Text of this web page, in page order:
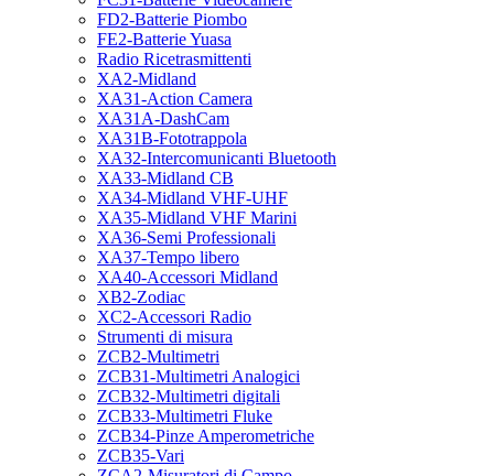
FD2-Batterie Piombo
FE2-Batterie Yuasa
Radio Ricetrasmittenti
XA2-Midland
XA31-Action Camera
XA31A-DashCam
XA31B-Fototrappola
XA32-Intercomunicanti Bluetooth
XA33-Midland CB
XA34-Midland VHF-UHF
XA35-Midland VHF Marini
XA36-Semi Professionali
XA37-Tempo libero
XA40-Accessori Midland
XB2-Zodiac
XC2-Accessori Radio
Strumenti di misura
ZCB2-Multimetri
ZCB31-Multimetri Analogici
ZCB32-Multimetri digitali
ZCB33-Multimetri Fluke
ZCB34-Pinze Amperometriche
ZCB35-Vari